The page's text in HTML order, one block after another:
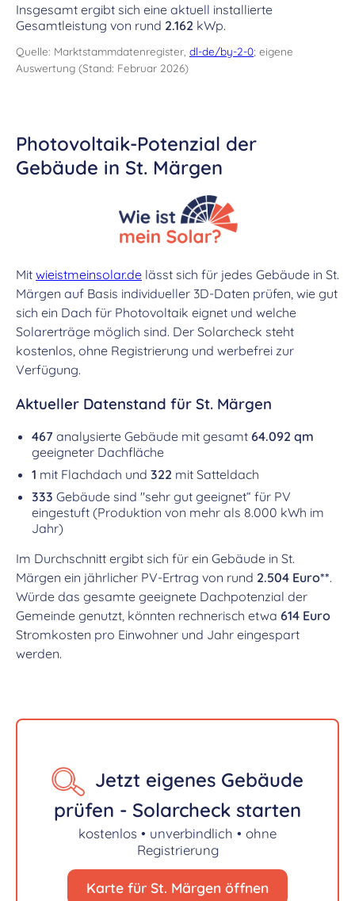
Insgesamt ergibt sich eine aktuell installierte
Gesamtleistung von rund 2.162 kWp.
Quelle: Marktstammdatenregister, dl-de/by-2-0; eigene
Auswertung (Stand: Februar 2026)
Photovoltaik-Potenzial der
Gebäude in St. Märgen
Mit wieistmeinsolar.de lässt sich für jedes Gebäude in St.
Märgen auf Basis individueller 3D-Daten prüfen, wie gut
sich ein Dach für Photovoltaik eignet und welche
Solarerträge möglich sind. Der Solarcheck steht
kostenlos, ohne Registrierung und werbefrei zur
Verfügung.
Aktueller Datenstand für St. Märgen
467 analysierte Gebäude mit gesamt 64.092 qm
geeigneter Dachfläche
1 mit Flachdach und 322 mit Satteldach
333 Gebäude sind "sehr gut geeignet“ für PV
eingestuft (Produktion von mehr als 8.000 kWh im
Jahr)
Im Durchschnitt ergibt sich für ein Gebäude in St.
Märgen ein jährlicher PV-Ertrag von rund 2.504 Euro**.
Würde das gesamte geeignete Dachpotenzial der
Gemeinde genutzt, könnten rechnerisch etwa 614 Euro
Stromkosten pro Einwohner und Jahr eingespart
werden.
Jetzt eigenes Gebäude
prüfen - Solarcheck starten
kostenlos • unverbindlich • ohne
Registrierung
Karte für St. Märgen öffnen